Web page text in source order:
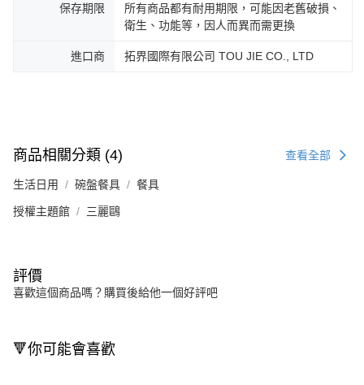
保存期限
所有商品都有耐用期限，可能因老舊破損、
衛生、功能等，因人而異而需更換
進口商 拓界國際有限公司 TOU JIE CO., LTD
商品相關分類 (4) 查看全部
生活日用 碗盤餐具 餐具
授權主題館 三麗鷗
評價
喜歡這個商品嗎？購買後給他一個好評吧
🔻你可能會喜歡